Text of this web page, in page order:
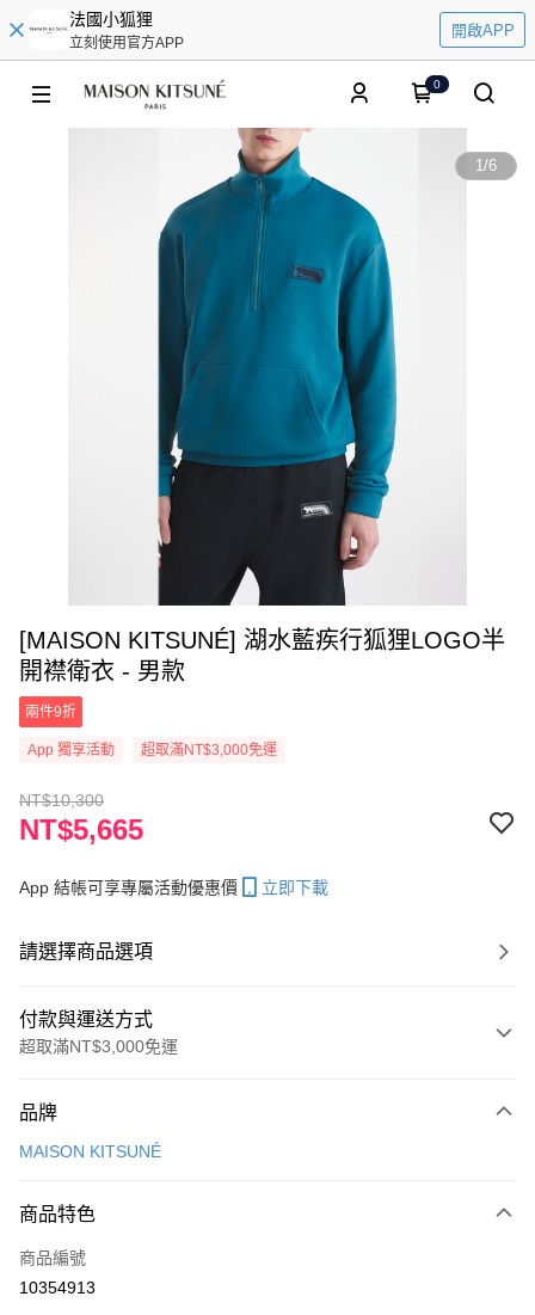
法國小狐狸
立刻使用官方APP
開啟APP
0
1/6
[MAISON KITSUNÉ] 湖水藍疾行狐狸LOGO半
開襟衛衣 - 男款
兩件9折
App 獨享活動 超取滿NT$3,000免運
NT$10,300
NT$5,665
App 結帳可享專屬活動優惠價 立即下載
請選擇商品選項
付款與運送方式
超取滿NT$3,000免運
信用卡一次付款
ATM付款
品牌
MAISON KITSUNÉ
商品特色
商品編號
10354913